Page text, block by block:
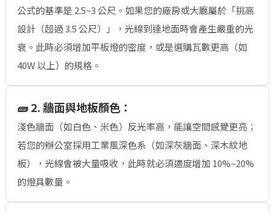
公式的基準是 2.5~3 公尺。如果您的廠房或大廳屬於「挑高
設計（超過 3.5 公尺）」，光線到達地面時會產生嚴重的光
衰。此時必須增加平板燈的密度，或是選購瓦數更高（如
40W 以上）的規格。
🧱 2. 牆面與地板顏色：
淺色牆面（如白色、米色）反光率高，能讓空間感覺更亮；
若您的辦公室採用工業風深色系（如深灰牆面、深木紋地
板），光線會被大量吸收，此時就必須適度增加 10%~20%
的燈具數量。